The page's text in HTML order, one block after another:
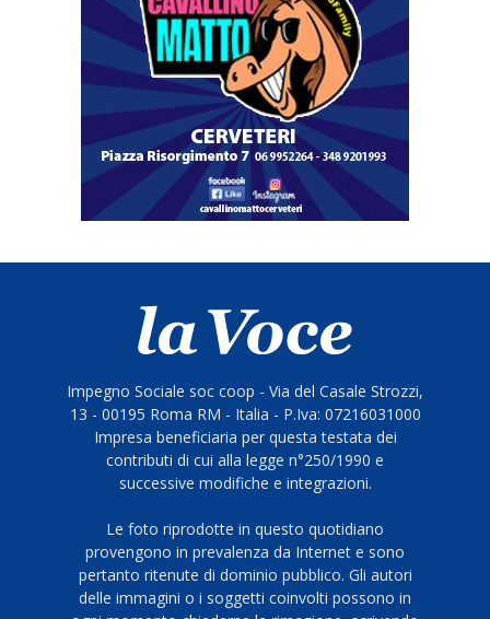
Impegno Sociale soc coop - Via del Casale Strozzi,
13 - 00195 Roma RM - Italia - P.Iva: 07216031000
Impresa beneficiaria per questa testata dei
contributi di cui alla legge n°250/1990 e
successive modifiche e integrazioni.
Le foto riprodotte in questo quotidiano
provengono in prevalenza da Internet e sono
pertanto ritenute di dominio pubblico. Gli autori
delle immagini o i soggetti coinvolti possono in